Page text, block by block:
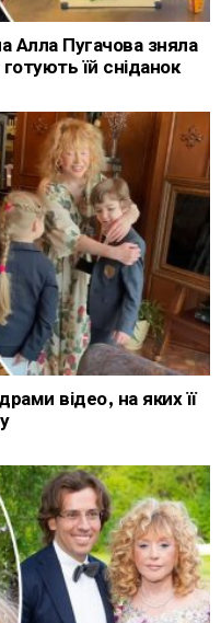
Алла Пугачова зняла
їй сніданок
відео, на яких її